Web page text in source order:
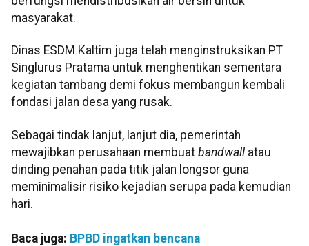
masyarakat.
Dinas ESDM Kaltim juga telah menginstruksikan PT
Singlurus Pratama untuk menghentikan sementara
kegiatan tambang demi fokus membangun kembali
fondasi jalan desa yang rusak.
Sebagai tindak lanjut, lanjut dia, pemerintah
mewajibkan perusahaan membuat bandwallatau
dinding penahan pada titik jalan longsor guna
meminimalisir risiko kejadian serupa pada kemudian
hari.
Baca juga: BPBD ingatkan bencana